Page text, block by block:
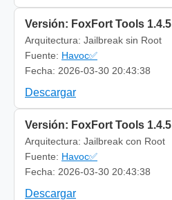
Versión: FoxFort Tools 1.4.5
Arquitectura: Jailbreak sin Root
Fuente: Havoc✅
Fecha: 2026-03-30 20:43:38
Descargar
Versión: FoxFort Tools 1.4.5
Arquitectura: Jailbreak con Root
Fuente: Havoc✅
Fecha: 2026-03-30 20:43:38
Descargar